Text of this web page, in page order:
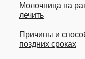
Молочница на
лечить
Причины и
поздних сроках